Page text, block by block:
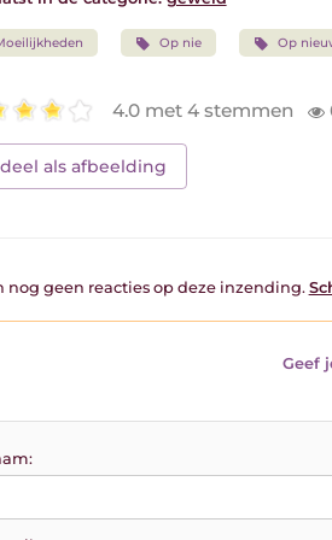
Op nie Op
4.0 met 4 stemmen
deel als afbeelding
nog geen reacties op deze inzending.
Geef